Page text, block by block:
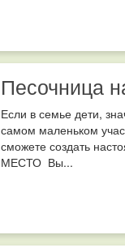
Песочница
Если в семье дети,
самом маленьком
сможете создать
МЕСТО Вы...